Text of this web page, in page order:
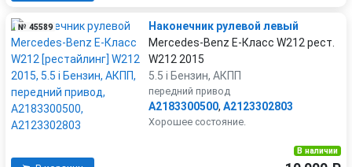
№ 45589
Наконечник рулевой левый
Mercedes-Benz E-Класс W212 рест.
W212 2015
5.5 i Бензин, АКПП
передний привод
A2183300500, A2123302803
Хорошее состояние.
В наличии